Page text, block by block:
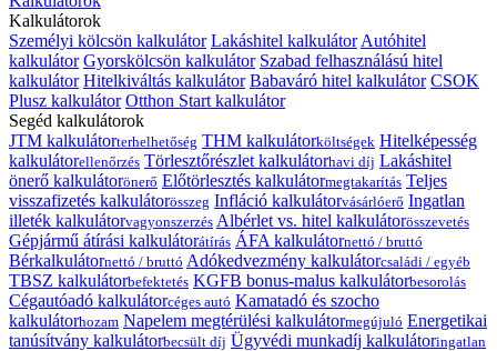
Kalkulátorok
Személyi kölcsön kalkulátor Lakáshitel kalkulátor Autóhitel
kalkulátor Gyorskölcsön kalkulátor Szabad felhasználású hitel
kalkulátor Hitelkiváltás kalkulátor Babaváró hitel kalkulátor CSOK
Plusz kalkulátor Otthon Start kalkulátor
Segéd kalkulátorok
JTM kalkulátorterhelhetőség THM kalkulátorköltségek Hitelképesség
kalkulátorellenőrzés Törlesztőrészlet kalkulátorhavi díj Lakáshitel
önerő kalkulátorönerő Előtörlesztés kalkulátormegtakarítás Teljes
visszafizetés kalkulátorösszeg Infláció kalkulátorvásárlóerő Ingatlan
illeték kalkulátorvagyonszerzés Albérlet vs. hitel kalkulátorösszevetés
Gépjármű átírási kalkulátorátírás ÁFA kalkulátornettó / bruttó
Bérkalkulátornettó / bruttó Adókedvezmény kalkulátorcsaládi / egyéb
TBSZ kalkulátorbefektetés KGFB bonus-malus kalkulátorbesorolás
Cégautóadó kalkulátorcéges autó Kamatadó és szocho
kalkulátorhozam Napelem megtérülési kalkulátormegújuló Energetikai
tanúsítvány kalkulátorbecsült díj Ügyvédi munkadíj kalkulátoringatlan